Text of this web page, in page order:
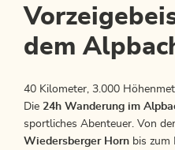
dem
40 Kilometer, 3.000
Die 24h Wanderung im
sportliches Abenteuer. Von
Wiedersberger Horn bis zum